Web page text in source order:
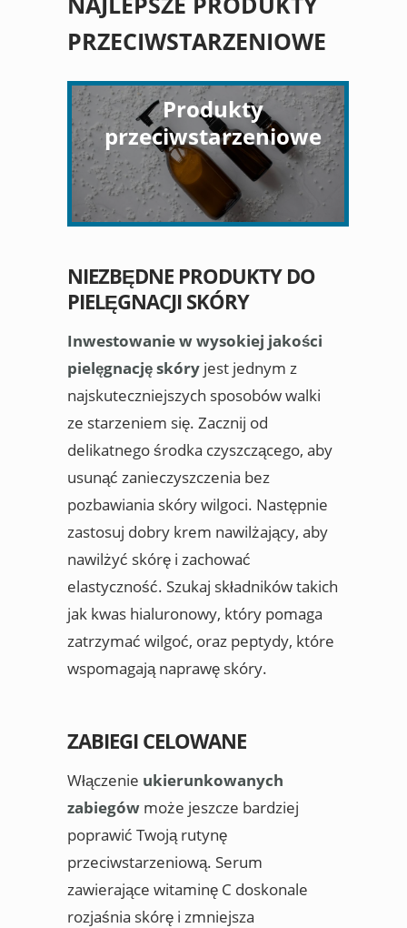
PRZECIWSTARZENIOWE
Produkty
przeciwstarzeniowe
NIEZBĘDNE PRODUKTY DO
PIELĘGNACJI SKÓRY
Inwestowanie w wysokiej jakości
pielęgnację skóry jest jednym z
najskuteczniejszych sposobów walki
ze starzeniem się. Zacznij od
delikatnego środka czyszczącego, aby
usunąć zanieczyszczenia bez
pozbawiania skóry wilgoci. Następnie
zastosuj dobry krem nawilżający, aby
nawilżyć skórę i zachować
elastyczność. Szukaj składników takich
jak kwas hialuronowy, który pomaga
zatrzymać wilgoć, oraz peptydy, które
wspomagają naprawę skóry.
ZABIEGI CELOWANE
Włączenie ukierunkowanych
zabiegów może jeszcze bardziej
poprawić Twoją rutynę
przeciwstarzeniową. Serum
zawierające witaminę C doskonale
rozjaśnia skórę i zmniejsza